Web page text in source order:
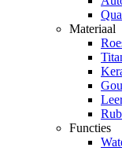
Materiaal
Functies